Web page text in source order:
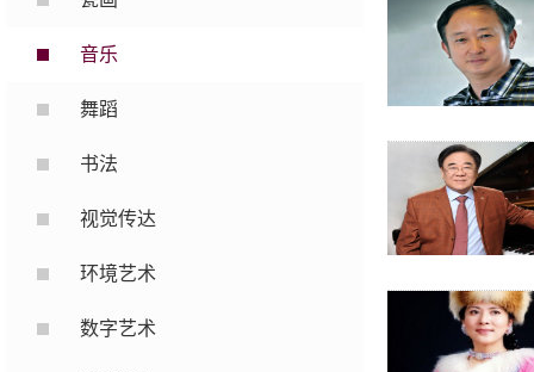
音乐
舞蹈
书法
视觉传达
环境艺术
数字艺术